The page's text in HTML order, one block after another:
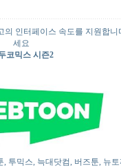
인터페이스 속도를 지원합
세요
코믹스 시즌2
믹스, 늑대닷컴, 버즈툰,